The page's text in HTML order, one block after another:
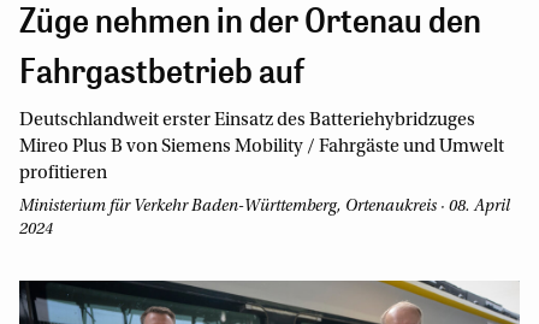
Züge nehmen in der Ortenau den
Fahrgastbetrieb auf
Deutschlandweit erster Einsatz des Batteriehybridzuges
Mireo Plus B von Siemens Mobility / Fahrgäste und Umwelt
profitieren
Ministerium für Verkehr Baden-Württemberg, Ortenaukreis · 08. April
2024